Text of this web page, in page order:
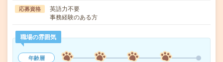
応募資格
英語力不要
事務経験のある方
職場の雰囲気
年齢層